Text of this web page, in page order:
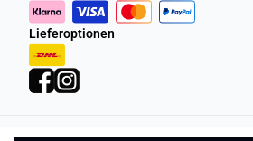
Lieferoptionen